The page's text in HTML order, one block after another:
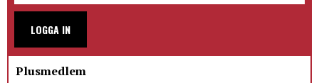
LOGGA IN
Plusmedlem